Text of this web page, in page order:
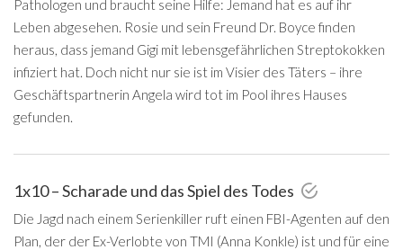
Pathologen und braucht seine Hilfe: Jemand hat es auf ihr
Leben abgesehen. Rosie und sein Freund Dr. Boyce finden
heraus, dass jemand Gigi mit lebensgefährlichen Streptokokken
infiziert hat. Doch nicht nur sie ist im Visier des Täters – ihre
Geschäftspartnerin Angela wird tot im Pool ihres Hauses
gefunden.
1x10 – Scharade und das Spiel des Todes
Die Jagd nach einem Serienkiller ruft einen FBI-Agenten auf den
Plan, der der Ex-Verlobte von TMI (Anna Konkle) ist und für eine